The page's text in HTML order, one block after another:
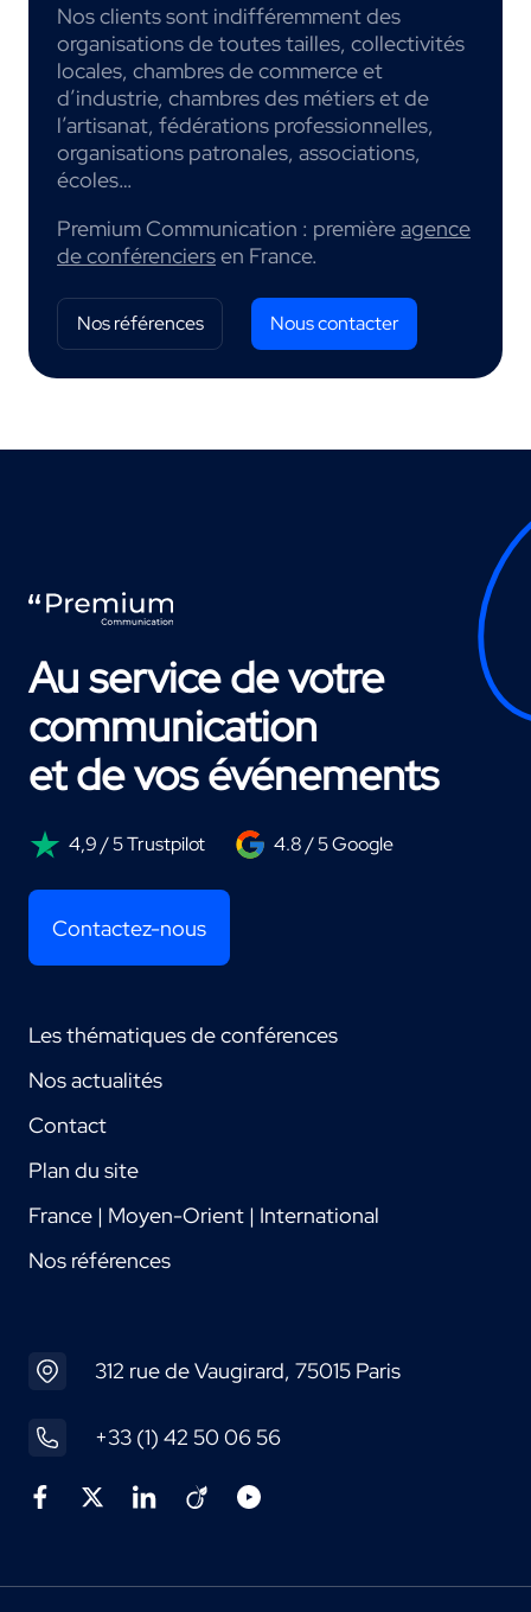
Nos clients sont indifféremment des
organisations de toutes tailles, collectivités
locales, chambres de commerce et
d’industrie, chambres des métiers et de
l’artisanat, fédérations professionnelles,
organisations patronales, associations,
écoles…
Premium Communication : premièreagence
de conférenciersen France.
Nos références Nous contacter
Au service de votre
communication
et de vos événements
4,9 / 5 Trustpilot 4.8 / 5 Google
Contactez-nous
Les thématiques de conférences
Nos actualités
Contact
Plan du site
France | Moyen-Orient | International
Nos références
312 rue de Vaugirard, 75015 Paris
+33 (1) 42 50 06 56